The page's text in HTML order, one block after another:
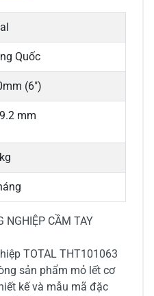
Quốc
(6")
mm
NGHIỆP CẦM TAY
TOTAL THT101063
sản phẩm mỏ lết cơ
kế và mẫu mã đặc